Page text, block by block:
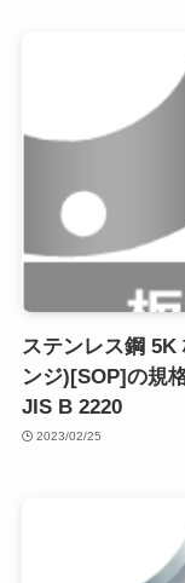
ステンレス鋼 5K
ンジ)[SOP]の規
JIS B 2220
2023/02/25